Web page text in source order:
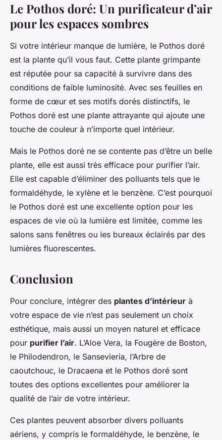
Le Pothos doré: Un purificateur d’air
pour les espaces sombres
Si votre intérieur manque de lumière, le Pothos doré
est la plante qu’il vous faut. Cette plante grimpante
est réputée pour sa capacité à survivre dans des
conditions de faible luminosité. Avec ses feuilles en
forme de cœur et ses motifs dorés distinctifs, le
Pothos doré est une plante attrayante qui ajoute une
touche de couleur à n’importe quel intérieur.
Mais le Pothos doré ne se contente pas d’être un belle
plante, elle est aussi très efficace pour purifier l’air.
Elle est capable d’éliminer des polluants tels que le
formaldéhyde, le xylène et le benzène. C’est pourquoi
le Pothos doré est une excellente option pour les
espaces de vie où la lumière est limitée, comme les
salons sans fenêtres ou les bureaux éclairés par des
lumières fluorescentes.
Conclusion
Pour conclure, intégrer des plantes d’intérieur à
votre espace de vie n’est pas seulement un choix
esthétique, mais aussi un moyen naturel et efficace
pour purifier l’air. L’Aloe Vera, la Fougère de Boston,
le Philodendron, le Sansevieria, l’Arbre de
caoutchouc, le Dracaena et le Pothos doré sont
toutes des options excellentes pour améliorer la
qualité de l’air de votre intérieur.
Ces plantes peuvent absorber divers polluants
aériens, y compris le formaldéhyde, le benzène, le